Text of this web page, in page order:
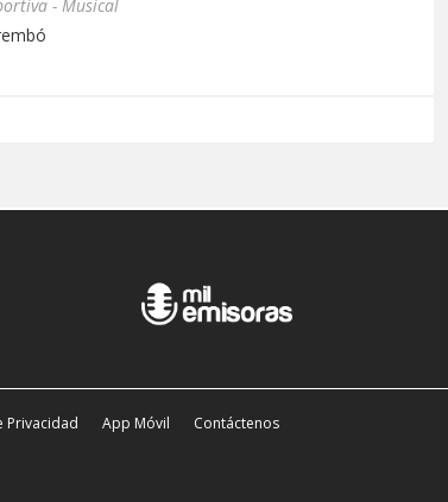
- Musical
Privacidad App Móvil Contáctenos